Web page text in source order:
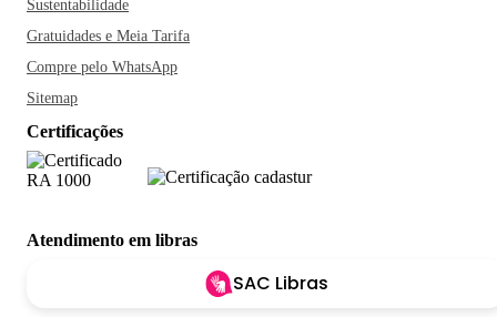
Sustentabilidade
Gratuidades e Meia Tarifa
Compre pelo WhatsApp
Sitemap
Certificações
Atendimento em libras
SAC Libras